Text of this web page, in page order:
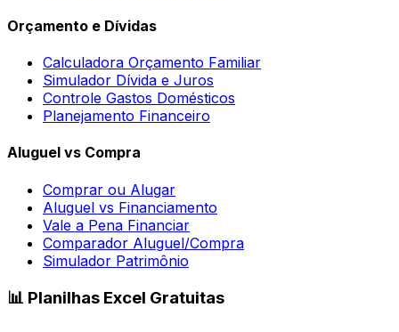
Orçamento e Dívidas
Calculadora Orçamento Familiar
Simulador Dívida e Juros
Controle Gastos Domésticos
Planejamento Financeiro
Aluguel vs Compra
Comprar ou Alugar
Aluguel vs Financiamento
Vale a Pena Financiar
Comparador Aluguel/Compra
Simulador Patrimônio
📊 Planilhas Excel Gratuitas